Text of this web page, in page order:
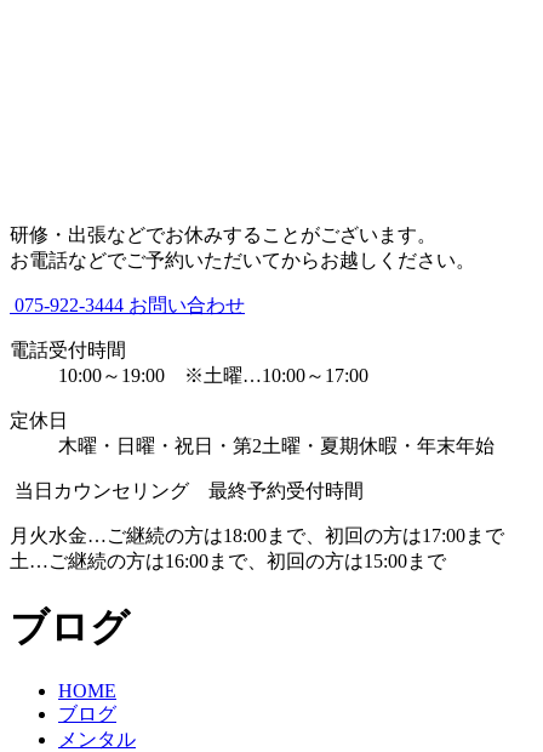
研修・出張などでお休みすることがございます。
お電話などでご予約いただいてからお越しください。
075-922-3444 お問い合わせ
電話受付時間
10:00～19:00 ※土曜…10:00～17:00
定休日
木曜・日曜・祝日・第2土曜・夏期休暇・年末年始
当日カウンセリング 最終予約受付時間
月火水金…ご継続の方は18:00まで、初回の方は17:00まで
土…ご継続の方は16:00まで、初回の方は15:00まで
ブログ
HOME
ブログ
メンタル